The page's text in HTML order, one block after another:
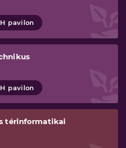
H pavilon
H pavilon
térinformatikai